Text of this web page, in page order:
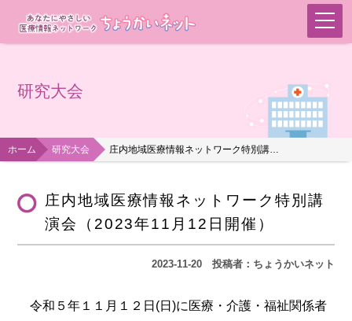
研究大会
ホーム 研究大会 庄内地域医療情報ネットワーク特別講演会（2023年11月12日開催）
庄内地域医療情報ネットワーク特別講
演会（2023年11月12日開催）
2023-11-20投稿者：ちょうかいネット
令和５年１１月１２日(日)に医療・介護・福祉関係者